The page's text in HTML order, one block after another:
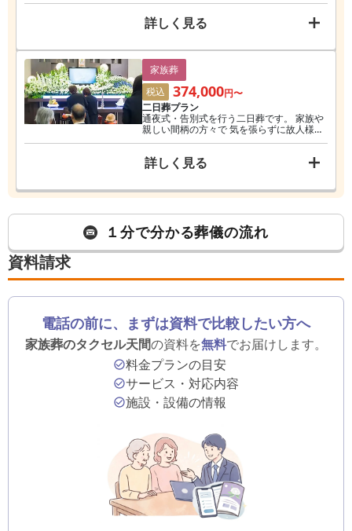
格
詳しく見る
家族葬
税込
374,000円〜
二日葬プラン
通夜式・告別式を行う二日葬です。 家族や
親しい間柄の方々で 気を張らずに故人様と
のお別れ時間を過ごしたい方にオススメで
詳しく見る
１分で分かる葬儀の流れ
資料請求
電話の前に、まずは資料で比較したい方へ
家族葬のタクセル天間の資料を無料でお届けします。
料金プランの目安
サービス・対応内容
施設・設備の情報